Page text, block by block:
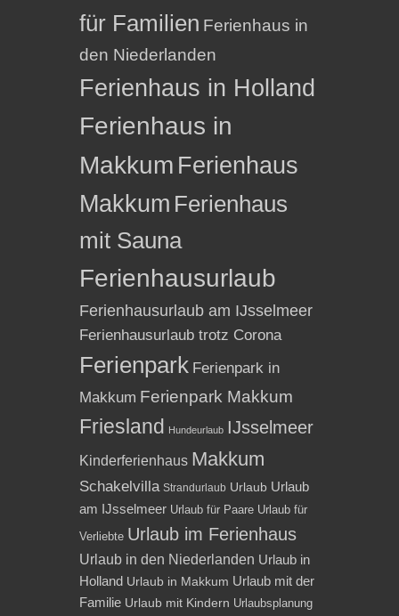
für Familien Ferienhaus in
den Niederlanden
Ferienhaus in Holland
Ferienhaus in
Makkum Ferienhaus
Makkum Ferienhaus
mit Sauna
Ferienhausurlaub
Ferienhausurlaub am IJsselmeer
Ferienhausurlaub trotz Corona
Ferienpark Ferienpark in
Makkum Ferienpark Makkum
Friesland Hundeurlaub IJsselmeer
Kinderferienhaus Makkum
Schakelvilla Strandurlaub Urlaub Urlaub
am IJsselmeer Urlaub für Paare Urlaub für
Verliebte Urlaub im Ferienhaus
Urlaub in den Niederlanden Urlaub in
Holland Urlaub in Makkum Urlaub mit der
Familie Urlaub mit Kindern Urlaubsplanung